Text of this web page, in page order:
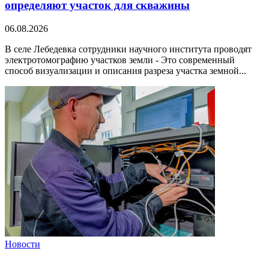
определяют участок для скважины
06.08.2026
В селе Лебедевка сотрудники научного института проводят
электротомографию участков земли - Это современный
способ визуализации и описания разреза участка земной...
Новости